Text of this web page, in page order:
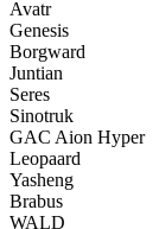
Avatr
Genesis
Borgward
Juntian
Seres
Sinotruk
GAC Aion Hyper
Leopaard
Yasheng
Brabus
WALD